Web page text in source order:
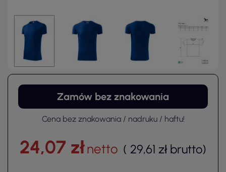
Zamów bez znakowania
Cena bez znakowania / nadruku / haftu!
24,07 złnetto ( 29,61 zł brutto)